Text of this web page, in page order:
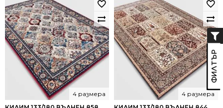
4 размера 4 размера